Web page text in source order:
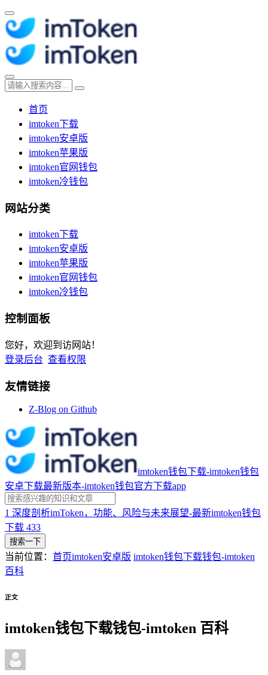
首页
imtoken下载
imtoken安卓版
imtoken苹果版
imtoken官网钱包
imtoken冷钱包
网站分类
imtoken下载
imtoken安卓版
imtoken苹果版
imtoken官网钱包
imtoken冷钱包
控制面板
您好，欢迎到访网站！
登录后台 查看权限
友情链接
Z-Blog on Github
imtoken钱包下载-imtoken钱包
安卓下载最新版本-imtoken钱包官方下载app
1 深度剖析imToken，功能、风险与未来展望-最新imtoken钱包
下载 433
搜索一下
当前位置： 首页imtoken安卓版 imtoken钱包下载钱包-imtoken
百科
正文
imtoken钱包下载钱包-imtoken 百科